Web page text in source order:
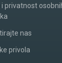
privatnost
nas
privola